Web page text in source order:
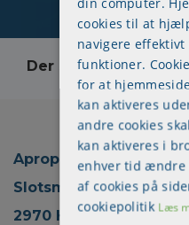
Der skete en fejl,
Apropos
Slotsmarken 18, 2.
2970 Hørsholm
cookies til at
navigere
funktioner.
for at
kan aktiveres
andre cookies
kan aktiveres i
enhver tid ændre
af cookies på
cookiepolitik Læs